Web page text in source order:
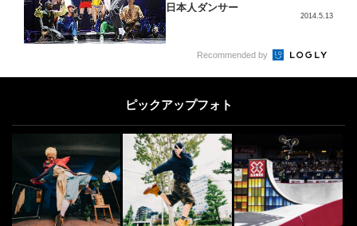
日本人ダンサー
2014.5.13
日本最大級のアクションスポーツマ
ガジン | FINEPLAY [ファインプレ
SURF
世界のサーファーから愛された“サ
ーフィン映画”10選
2016.2.15
5
Recommended by
ピックアップフォト